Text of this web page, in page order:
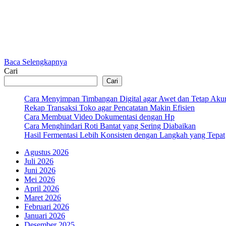
Baca Selengkapnya
Cari
Cari
Cara Menyimpan Timbangan Digital agar Awet dan Tetap
Rekap Transaksi Toko agar Pencatatan Makin Efisien
Cara Membuat Video Dokumentasi dengan Hp
Cara Menghindari Roti Bantat yang Sering Diabaikan
Hasil Fermentasi Lebih Konsisten dengan Langkah yang Tepat
Agustus 2026
Juli 2026
Juni 2026
Mei 2026
April 2026
Maret 2026
Februari 2026
Januari 2026